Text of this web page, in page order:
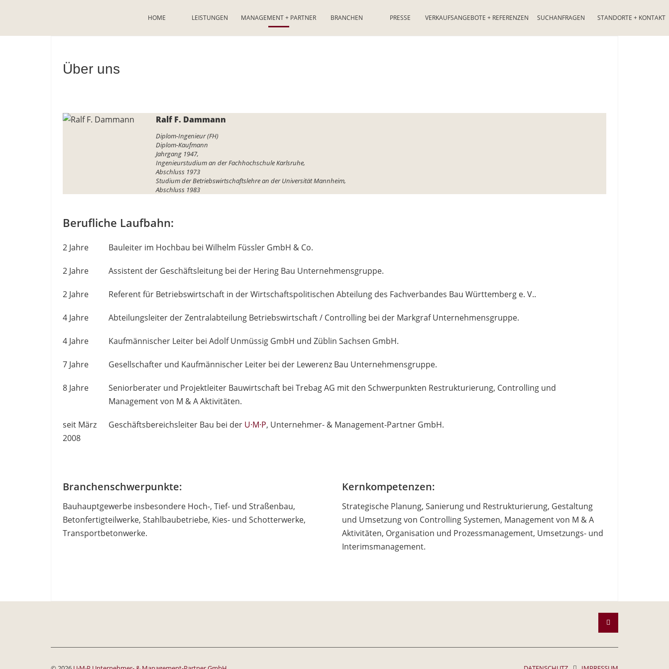
HOME LEISTUNGEN MANAGEMENT + PARTNER BRANCHEN PRESSE VERKAUFSANGEBOTE + REFERENZEN SUCHANFRAGEN STANDORTE + KONTAKT
Über uns
Ralf F. Dammann
Diplom-Ingenieur (FH)
Diplom-Kaufmann
Jahrgang 1947,
Ingenieurstudium an der Fachhochschule Karlsruhe,
Abschluss 1973
Studium der Betriebswirtschaftslehre an der Universität Mannheim,
Abschluss 1983
Berufliche Laufbahn:
2 Jahre Bauleiter im Hochbau bei Wilhelm Füssler GmbH & Co.
2 Jahre Assistent der Geschäftsleitung bei der Hering Bau Unternehmensgruppe.
2 Jahre Referent für Betriebswirtschaft in der Wirtschaftspolitischen Abteilung des Fachverbandes Bau Württemberg e. V..
4 Jahre Abteilungsleiter der Zentralabteilung Betriebswirtschaft / Controlling bei der Markgraf Unternehmensgruppe.
4 Jahre Kaufmännischer Leiter bei Adolf Unmüssig GmbH und Züblin Sachsen GmbH.
7 Jahre Gesellschafter und Kaufmännischer Leiter bei der Lewerenz Bau Unternehmensgruppe.
8 Jahre
Seniorberater und Projektleiter Bauwirtschaft bei Trebag AG mit den Schwerpunkten Restrukturierung, Controlling und
Management von M & A Aktivitäten.
seit März
2008
Geschäftsbereichsleiter Bau bei der U·M·P, Unternehmer- & Management-Partner GmbH.
Branchenschwerpunkte:
Bauhauptgewerbe insbesondere Hoch-, Tief- und Straßenbau,
Betonfertigteilwerke, Stahlbaubetriebe, Kies- und Schotterwerke,
Transportbetonwerke.
Kernkompetenzen:
Strategische Planung, Sanierung und Restrukturierung, Gestaltung
und Umsetzung von Controlling Systemen, Management von M & A
Aktivitäten, Organisation und Prozessmanagement, Umsetzungs- und
Interimsmanagement.